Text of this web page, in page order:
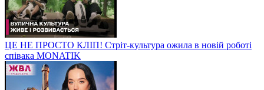
ЦЕ НЕ ПРОСТО КЛІП! Стріт-культура ожила в новій роботі
співака MONATIK